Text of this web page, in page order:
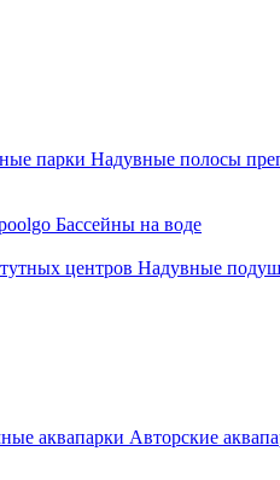
парки Надувные полосы
Бассейны на воде
центров Надувные
аквапарки Авторские